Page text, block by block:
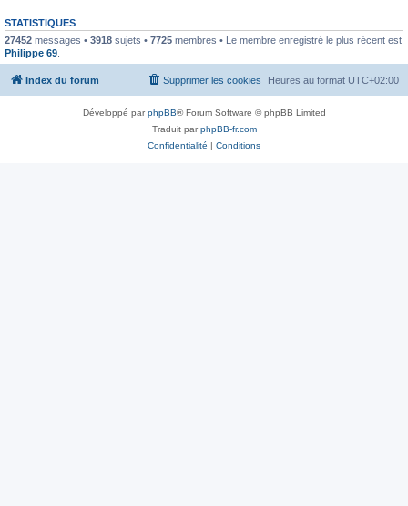
STATISTIQUES
27452 messages • 3918 sujets • 7725 membres • Le membre enregistré le plus récent est
Philippe 69
Index du forum Heures au format UTC+02:00
Supprimer les cookies
Développé parphpBB® Forum Software © phpBB Limited
Traduit parphpBB-fr.com
Confidentialité | Conditions